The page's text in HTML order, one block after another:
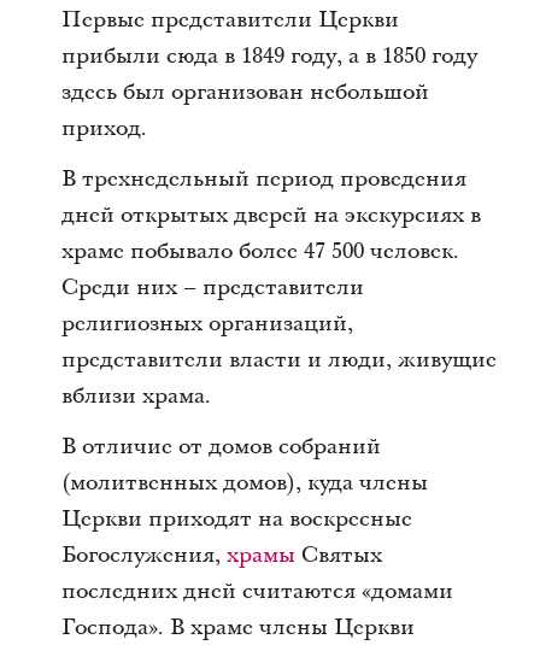
Первые представители Церкви
прибыли сюда в 1849 году, а в 1850 году
здесь был организован небольшой
приход.
В трехнедельный период проведения
дней открытых дверей на экскурсиях в
храме побывало более 47 500 человек.
Среди них – представители
религиозных организаций,
представители власти и люди, живущие
вблизи храма.
В отличие от домов собраний
(молитвенных домов), куда члены
Церкви приходят на воскресные
Богослужения, храмы Святых
последних дней считаются «домами
Господа». В храме члены Церкви